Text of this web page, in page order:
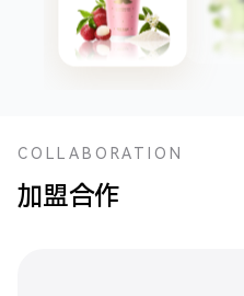
COLLABORATION
加盟合作